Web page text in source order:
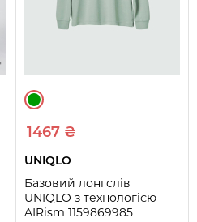
1467 ₴
UNIQLO
Базовий лонгслів
UNIQLO з технологією
AIRism 1159869985